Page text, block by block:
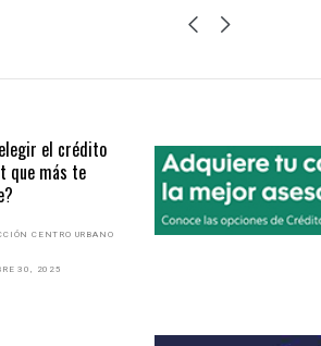
el crédito
que más te
CENTRO URBANO
30, 2025